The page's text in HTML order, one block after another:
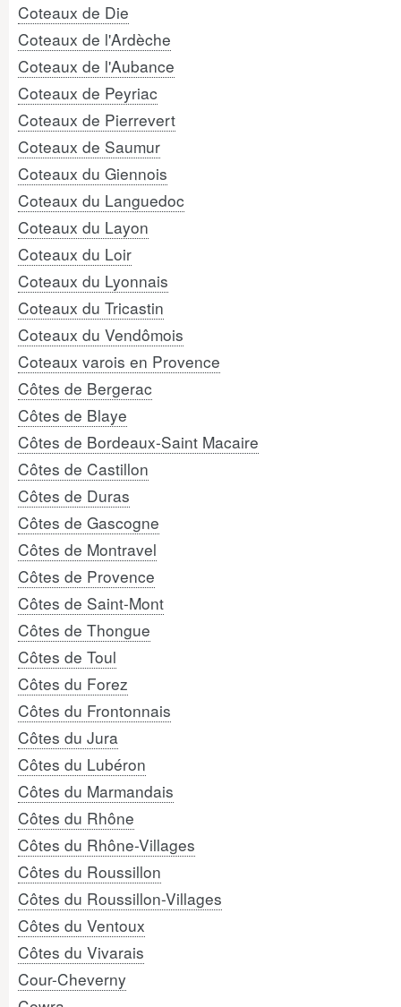
Coteaux de Die
Coteaux de l'Ardèche
Coteaux de l'Aubance
Coteaux de Peyriac
Coteaux de Pierrevert
Coteaux de Saumur
Coteaux du Giennois
Coteaux du Languedoc
Coteaux du Layon
Coteaux du Loir
Coteaux du Lyonnais
Coteaux du Tricastin
Coteaux du Vendômois
Coteaux varois en Provence
Côtes de Bergerac
Côtes de Blaye
Côtes de Bordeaux-Saint Macaire
Côtes de Castillon
Côtes de Duras
Côtes de Gascogne
Côtes de Montravel
Côtes de Provence
Côtes de Saint-Mont
Côtes de Thongue
Côtes de Toul
Côtes du Forez
Côtes du Frontonnais
Côtes du Jura
Côtes du Lubéron
Côtes du Marmandais
Côtes du Rhône
Côtes du Rhône-Villages
Côtes du Roussillon
Côtes du Roussillon-Villages
Côtes du Ventoux
Côtes du Vivarais
Cour-Cheverny